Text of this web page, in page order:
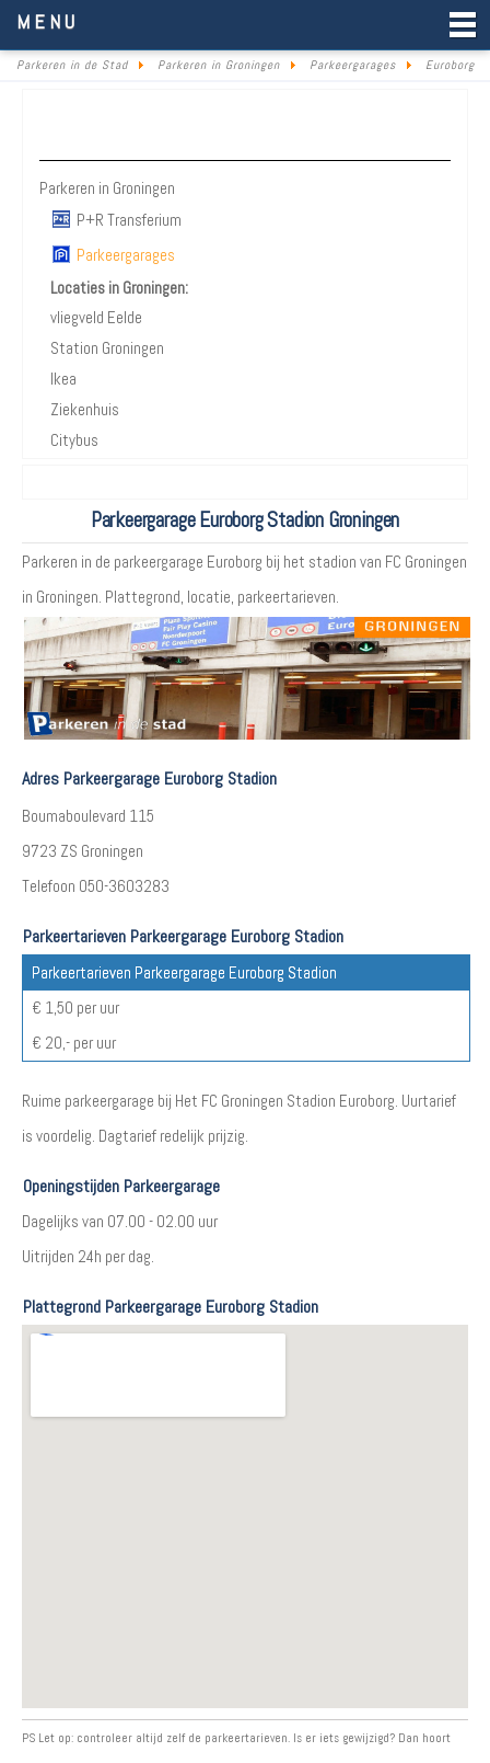
MENU
Parkeren in de Stad Parkeren in Groningen Parkeergarages Euroborg
Parkeren in Groningen
P+R Transferium
Parkeergarages
Locaties in Groningen:
vliegveld Eelde
Station Groningen
Ikea
Ziekenhuis
Citybus
Parkeergarage Euroborg Stadion Groningen
Parkeren in de parkeergarage Euroborg bij het stadion van FC Groningen
in Groningen. Plattegrond, locatie, parkeertarieven.
Adres Parkeergarage Euroborg Stadion
Boumaboulevard 115
9723 ZS Groningen
Telefoon 050-3603283
Parkeertarieven Parkeergarage Euroborg Stadion
Parkeertarieven Parkeergarage Euroborg Stadion
€ 1,50 per uur
€ 20,- per uur
Ruime parkeergarage bij Het FC Groningen Stadion Euroborg. Uurtarief
is voordelig. Dagtarief redelijk prijzig.
Openingstijden Parkeergarage
Dagelijks van 07.00 - 02.00 uur
Uitrijden 24h per dag.
Plattegrond Parkeergarage Euroborg Stadion
PS Let op: controleer altijd zelf de parkeertarieven. Is er iets gewijzigd? Dan hoort